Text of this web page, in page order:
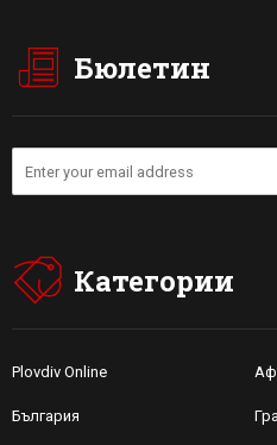
Бюлетин
Категории
Plovdiv Online
България